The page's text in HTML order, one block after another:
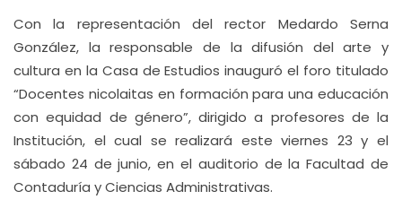
Con la representación del rector Medardo Serna
González, la responsable de la difusión del arte y
cultura en la Casa de Estudios inauguró el foro titulado
“Docentes nicolaitas en formación para una educación
con equidad de género”, dirigido a profesores de la
Institución, el cual se realizará este viernes 23 y el
sábado 24 de junio, en el auditorio de la Facultad de
Contaduría y Ciencias Administrativas.